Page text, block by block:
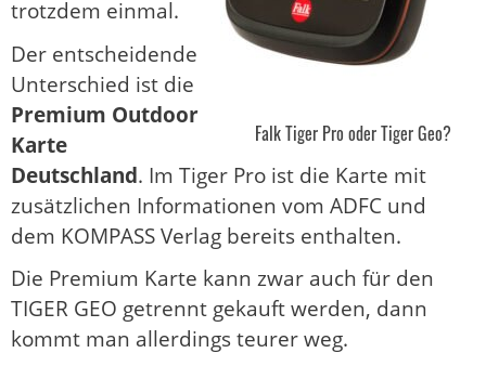
Falk Tiger Pro oder Tiger Geo?
trotzdem einmal.
Der entscheidende
Unterschied ist die
Premium Outdoor
Karte
Deutschland. Im Tiger Pro ist die Karte mit
zusätzlichen Informationen vom ADFC und
dem KOMPASS Verlag bereits enthalten.
Die Premium Karte kann zwar auch für den
TIGER GEO getrennt gekauft werden, dann
kommt man allerdings teurer weg.